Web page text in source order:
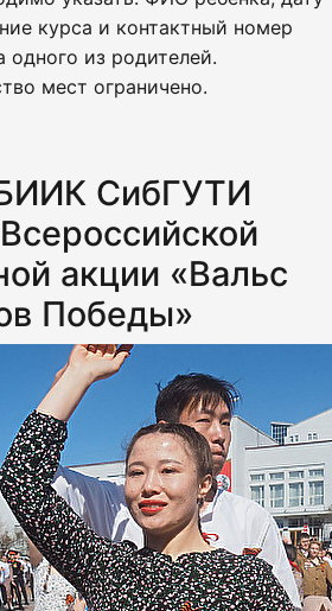
курса и контактный номер
одного из родителей.
мест ограничено.
СибГУТИ
акции «Вальс
Победы»